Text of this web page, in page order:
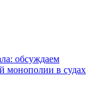
обсуждаем
монополии в судах